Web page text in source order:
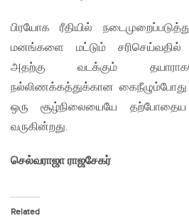
பிரயோக ரீதியில்
மனங்களை மட்டும் சரிசெய்வதில்
அதற்கு வடக்கும்
நல்லிணக்கத்துக்கான கைநீழும்போது
ஒரு சூழ்நிலையையே தற்போதைய
வருகின்றது.
செல்வராஜா ராஜசேகர்
Related